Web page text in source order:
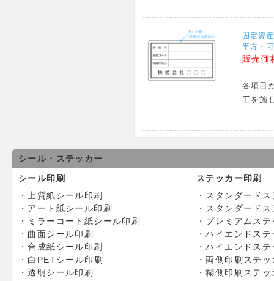
固定資
平方・
販売価
各項目
工を施
シール・ステッカー
シール印刷
上質紙シール印刷
アート紙シール印刷
ミラーコート紙シール印刷
曲面シール印刷
合成紙シール印刷
白PETシール印刷
透明シール印刷
ステッカー印刷
スタンダード
スタンダード
プレミアムステ
ハイエンドステ
ハイエンドス
両側印刷ステッ
糊側印刷ステッ